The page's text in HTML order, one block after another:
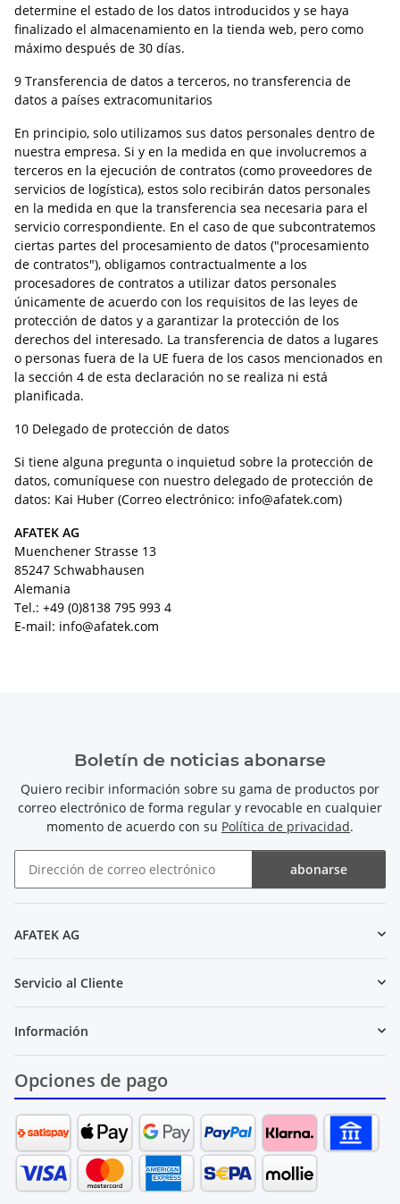
determine el estado de los datos introducidos y se haya
finalizado el almacenamiento en la tienda web, pero como
máximo después de 30 días.
9 Transferencia de datos a terceros, no transferencia de
datos a países extracomunitarios
En principio, solo utilizamos sus datos personales dentro de
nuestra empresa. Si y en la medida en que involucremos a
terceros en la ejecución de contratos (como proveedores de
servicios de logística), estos solo recibirán datos personales
en la medida en que la transferencia sea necesaria para el
servicio correspondiente. En el caso de que subcontratemos
ciertas partes del procesamiento de datos ("procesamiento
de contratos"), obligamos contractualmente a los
procesadores de contratos a utilizar datos personales
únicamente de acuerdo con los requisitos de las leyes de
protección de datos y a garantizar la protección de los
derechos del interesado. La transferencia de datos a lugares
o personas fuera de la UE fuera de los casos mencionados en
la sección 4 de esta declaración no se realiza ni está
planificada.
10 Delegado de protección de datos
Si tiene alguna pregunta o inquietud sobre la protección de
datos, comuníquese con nuestro delegado de protección de
datos: Kai Huber (Correo electrónico: info@afatek.com)
AFATEK AG
Muenchener Strasse 13
85247 Schwabhausen
Alemania
Tel.: +49 (0)8138 795 993 4
E-mail: info@afatek.com
Boletín de noticias abonarse
Quiero recibir información sobre su gama de productos por
correo electrónico de forma regular y revocable en cualquier
momento de acuerdo con su Política de privacidad.
abonarse
AFATEK AG
Servicio al Cliente
Información
Opciones de pago